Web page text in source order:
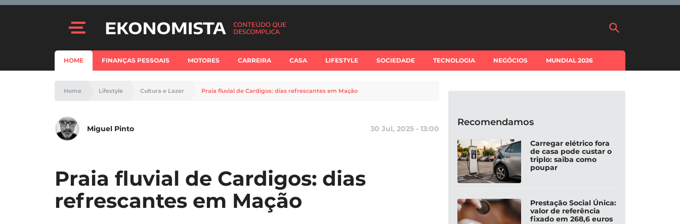
HOME FINANÇAS PESSOAIS MOTORES CARREIRA CASA LIFESTYLE SOCIEDADE TECNOLOGIA NEGÓCIOS MUNDIAL 2026
Home Lifestyle Cultura e Lazer Praia fluvial de Cardigos: dias refrescantes em Mação
Miguel Pinto 30 Jul, 2025 - 13:00
Praia fluvial de Cardigos: dias
refrescantes em Mação
Recomendamos
Carregar elétrico fora
de casa pode custar o
triplo: saiba como
poupar
Prestação Social Única:
valor de referência
fixado em 268,6 euros